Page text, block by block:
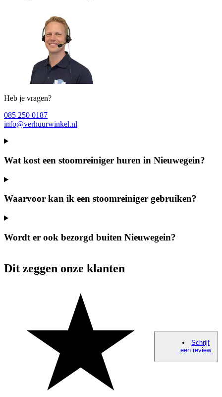
Heb je vragen?
085 250 0187
info@verhuurwinkel.nl
Wat kost een stoomreiniger huren in Nieuwegein?
Waarvoor kan ik een stoomreiniger gebruiken?
Wordt er ook bezorgd buiten Nieuwegein?
Dit zeggen onze klanten
Schrijf
een review